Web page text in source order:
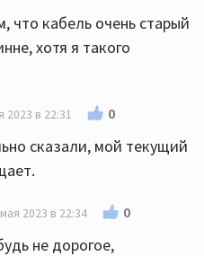
что кабель очень старый
хотя я такого
2023 в 22:31 0
сказали, мой текущий
2023 в 22:34 0
не дорогое,